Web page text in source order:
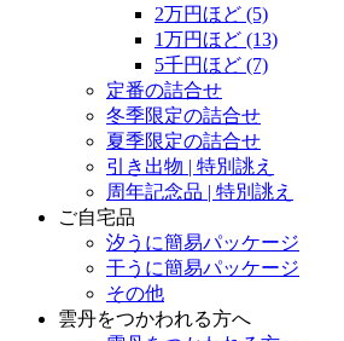
2万円ほど (5)
1万円ほど (13)
5千円ほど (7)
定番の詰合せ
冬季限定の詰合せ
夏季限定の詰合せ
引き出物 | 特別誂え
周年記念品 | 特別誂え
ご自宅品
汐うに簡易パッケージ
干うに簡易パッケージ
その他
雲丹をつかわれる方へ